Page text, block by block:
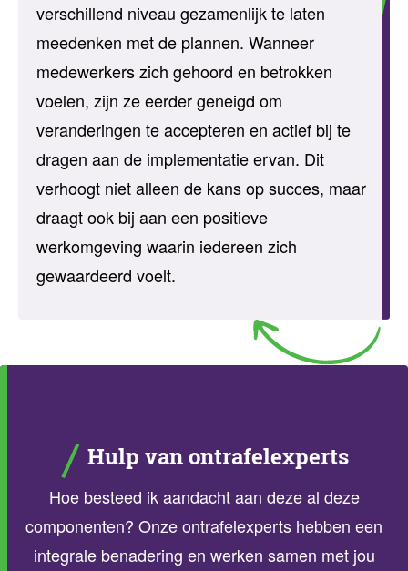
verschillend niveau gezamenlijkte laten
meedenken met de plannen. Wanneer
medewerkers zich gehoord en betrokken
voelen, zijn ze eerder geneigd om
veranderingen te accepteren en actief bij te
dragen aan de implementatie ervan. Dit
verhoogt niet alleen de kans op succes, maar
draagt ook bij aan een positieve
werkomgeving waarin iedereen zich
gewaardeerd voelt.
Hulp van ontrafelexperts
Hoe besteed ik aandacht aan deze al deze
componenten? Onze ontrafelexperts hebben een
integrale benadering en werken samen met jou